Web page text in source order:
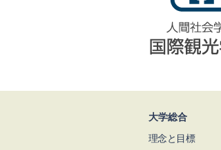
大学総合
理念と目標